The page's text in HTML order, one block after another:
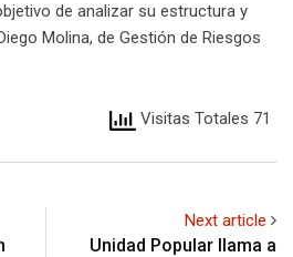
de analizar su estructura y
Molina, de Gestión de Riesgos
Visitas Totales 71
Next article
Unidad Popular llama a